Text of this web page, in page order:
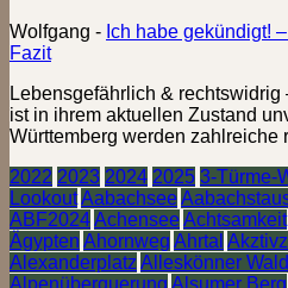
Wolfgang - Ich habe gekündigt!
Fazit
Lebensgefährlich &
ist in ihrem aktuellen Zustand
Württemberg werden
2022 2023 2024 2025 3-Türme-
LookoutAabachsee
ABF2024AchenseeAchtsamkeit
Ägypten Ahornweg Ahrtal
AlexanderplatzAlleskönner Wald